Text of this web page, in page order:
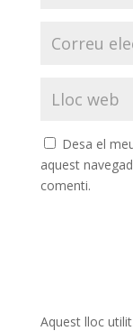
Desa el
aquest
comenti.
Aquest lloc